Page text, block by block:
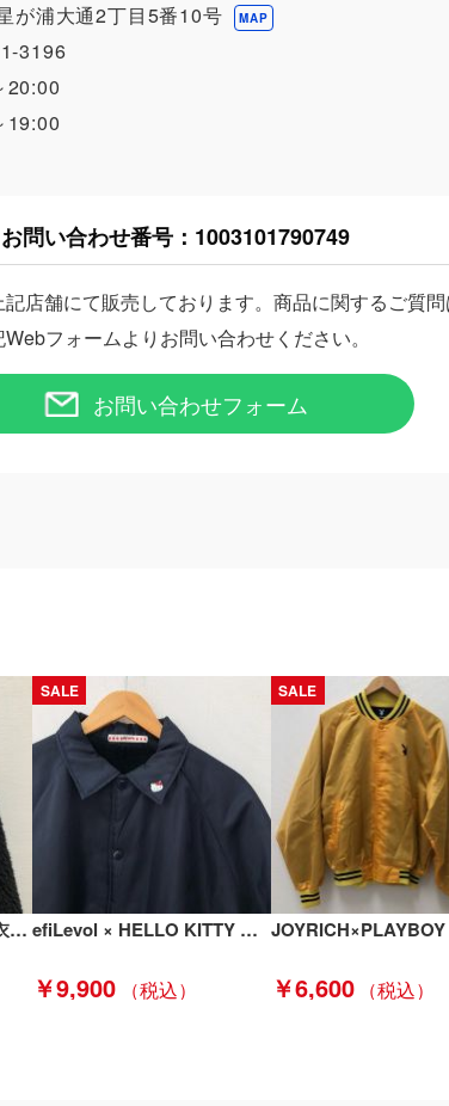
が浦大通2丁目5番10号 MAP
3196
20:00
19:00
お問い合わせ番号： 1003101790749
店舗にて販売しております。商品に関するご質問
フォームよりお問い合わせください。
お問い合わせフォーム
N.HOOLYWOOD メンズ衣料 ノーカラーフリースジャケット サイズ38 192-BL02-030 ブラック Bランク
SALE
efiLevol × HELLO KITTY MEN メンズ衣料 コーチジャケット ブラック Bランク
￥9,900
SALE
￥6,600